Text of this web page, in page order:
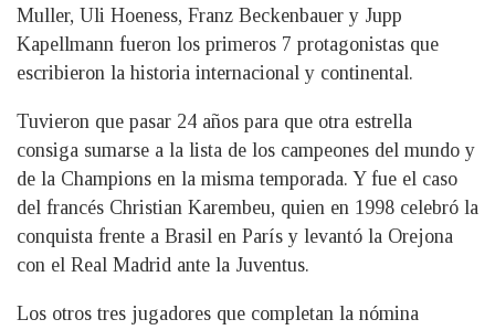
Muller, Uli Hoeness, Franz Beckenbauer y Jupp
Kapellmann fueron los primeros 7 protagonistas que
escribieron la historia internacional y continental.
Tuvieron que pasar 24 años para que otra estrella
consiga sumarse a la lista de los campeones del mundo y
de la Champions en la misma temporada. Y fue el caso
del francés Christian Karembeu, quien en 1998 celebró la
conquista frente a Brasil en París y levantó la Orejona
con el Real Madrid ante la Juventus.
Los otros tres jugadores que completan la nómina